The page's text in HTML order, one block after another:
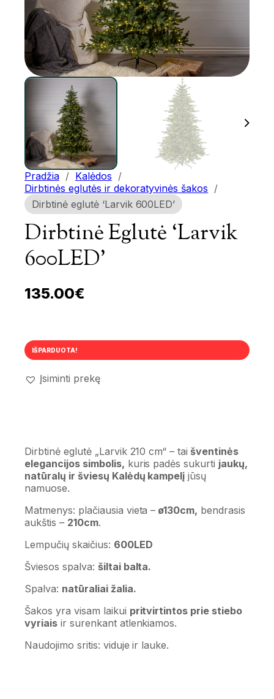
Pradžia / Kalėdos /
Dirbtinės eglutės ir dekoratyvinės šakos /
Dirbtinė eglutė ‘Larvik 600LED’
Dirbtinė Eglutė ‘Larvik
600LED’
135.00€
IŠPARDUOTA!
Įsiminti prekę
Dirbtinė eglutė „Larvik 210 cm“ – tai šventinės
elegancijos simbolis, kuris padės sukurti jaukų,
natūralų ir šviesų Kalėdų kampelį jūsų
namuose.
Matmenys: plačiausia vieta – ø130cm, bendrasis
aukštis – 210cm.
Lempučių skaičius: 600LED
Šviesos spalva: šiltai balta.
Spalva: natūraliai žalia.
Šakos yra visam laikui pritvirtintos prie stiebo
vyriaisir surenkant atlenkiamos.
Naudojimo sritis: viduje ir lauke.